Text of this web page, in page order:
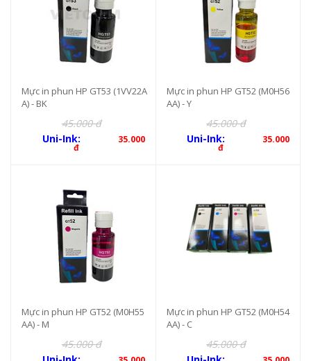
Mực in phun HP GT53 (1VV22A
A) - BK
45.000 đ
Uni-Ink:
35.000
đ
Mực in phun HP GT52 (M0H56
AA) - Y
45.000 đ
Uni-Ink:
35.000
đ
Mực in phun HP GT52 (M0H55
AA) - M
45.000 đ
Mực in phun HP GT52 (M0H54
AA) - C
45.000 đ